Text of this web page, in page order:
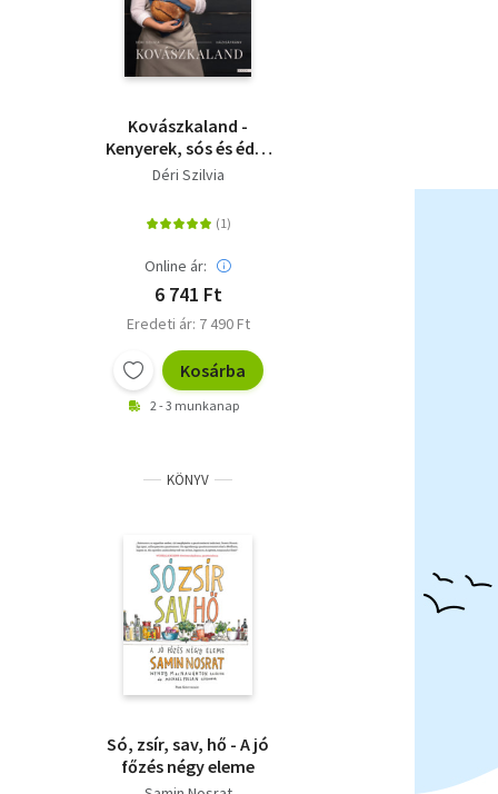
Kovászkaland -
Kenyerek, sós és édes
sütemények
Déri Szilvia
Online ár:
6 741 Ft
Eredeti ár: 7 490 Ft
Kosárba
2 - 3 munkanap
KÖNYV
Só, zsír, sav, hő - A jó
főzés négy eleme